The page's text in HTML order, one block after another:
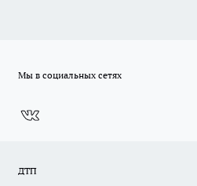
Мы в социальных сетях
ДТП